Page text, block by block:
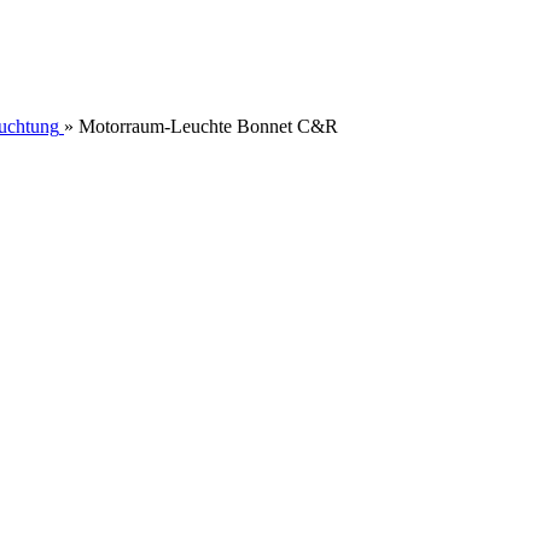
» Motorraum-Leuchte Bonnet C&R